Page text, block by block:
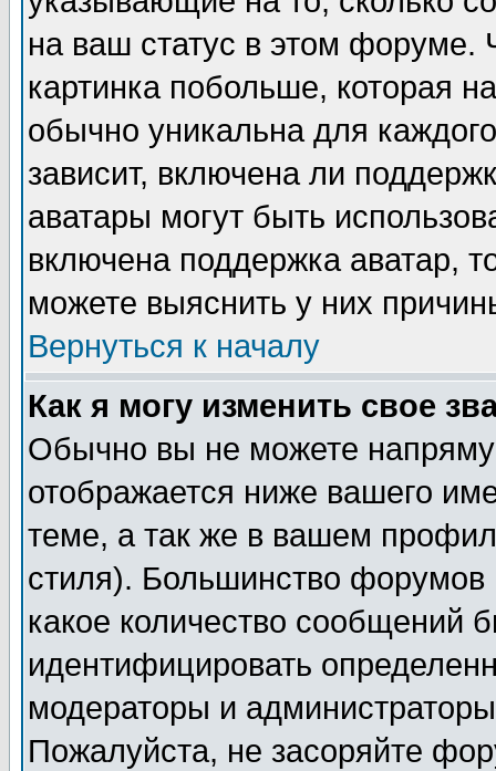
на ваш статус в этом форуме.
картинка побольше, которая
обычно уникальна для
зависит, включена ли
аватары могут быть
включена поддержка аватар,
можете выяснить у них
Вернуться к началу
Как я могу изменить свое
Обычно вы не можете
отображается ниже вашего
теме, а так же в вашем
стиля). Большинство форумов
какое количество сообщений
идентифицировать
модераторы и
Пожалуйста, не засоряйте